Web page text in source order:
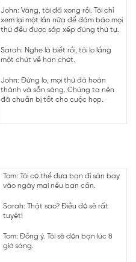
John: Vâng, tôi đã xong rồi. Tôi chỉ
xem lại một lần nữa để đảm bảo mọi
thứ đều được sắp xếp đúng thứ tự.
Sarah: Nghe là biết rồi, tôi lo lắng
một chút về hạn chót.
John: Đừng lo, mọi thứ đã hoàn
thành và sẵn sàng. Chúng ta nên
đã chuẩn bị tốt cho cuộc họp.
Tom: Tôi có thể đưa bạn đi sân bay
vào ngày mai nếu bạn cần.
Sarah: Thật sao? Điều đó sẽ rất
tuyệt!
Tom: Đồng ý. Tôi sẽ đón bạn lúc 8
giờ sáng.